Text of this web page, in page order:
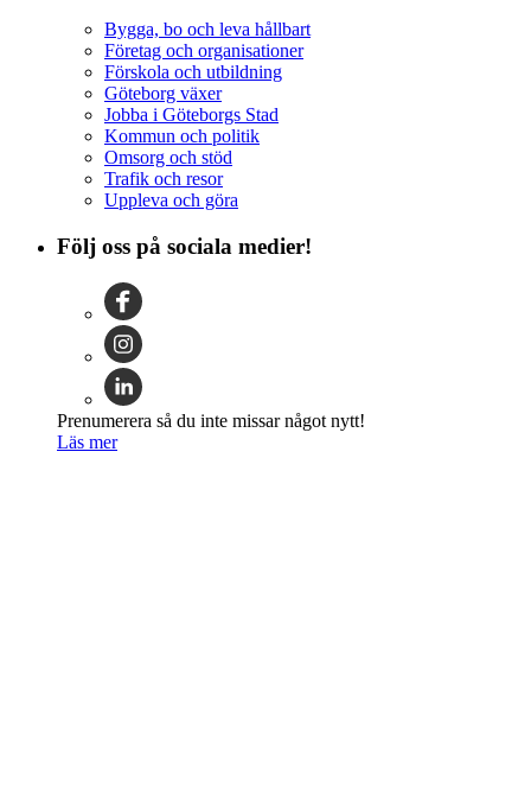
Bygga, bo och leva hållbart
Företag och organisationer
Förskola och utbildning
Göteborg växer
Jobba i Göteborgs Stad
Kommun och politik
Omsorg och stöd
Trafik och resor
Uppleva och göra
Följ oss på sociala medier!
Prenumerera så du inte missar något nytt!
Läs mer